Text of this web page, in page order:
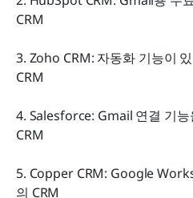
CRM
3. Zoho CRM: 자동화 기능이
CRM
4. Salesforce: Gmail 연결 기
CRM
5. Copper CRM: Google
의 CRM